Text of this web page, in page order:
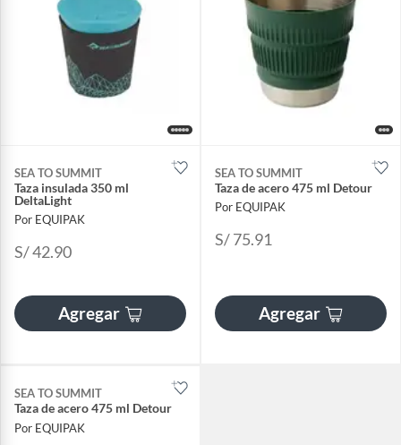
SEA TO SUMMIT
Taza insulada 350 ml
DeltaLight
Por EQUIPAK
S/ 42.90
Agregar
SEA TO SUMMIT
Taza de acero 475 ml Detour
Por EQUIPAK
S/ 75.91
Agregar
SEA TO SUMMIT
Taza de acero 475 ml Detour
Por EQUIPAK